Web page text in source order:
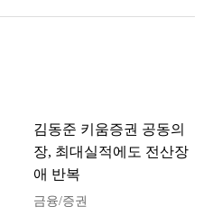
김동준 키움증권 공동의
장, 최대실적에도 전산장
애 반복
금융/증권